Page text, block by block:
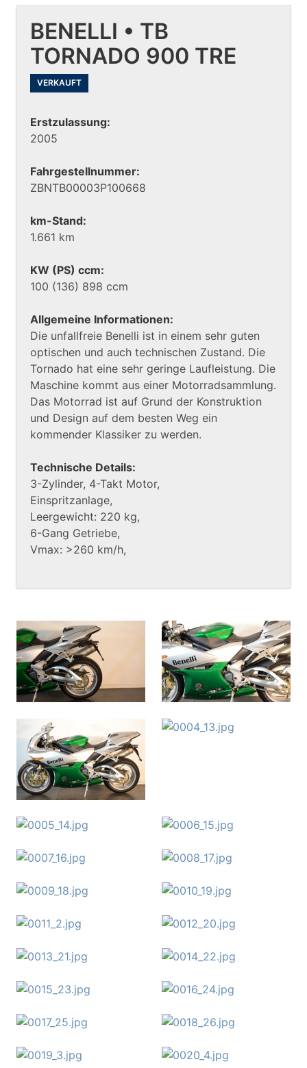
BENELLI • TB
TORNADO 900 TRE
VERKAUFT
Erstzulassung:
2005
Fahrgestellnummer:
ZBNTB00003P100668
km-Stand:
1.661 km
KW (PS) ccm:
100 (136) 898 ccm
Allgemeine Informationen:
Die unfallfreie Benelli ist in einem sehr guten
optischen und auch technischen Zustand. Die
Tornado hat eine sehr geringe Laufleistung. Die
Maschine kommt aus einer Motorradsammlung.
Das Motorrad ist auf Grund der Konstruktion
und Design auf dem besten Weg ein
kommender Klassiker zu werden.
Technische Details:
3-Zylinder, 4-Takt Motor,
Einspritzanlage,
Leergewicht: 220 kg,
6-Gang Getriebe,
Vmax: >260 km/h,